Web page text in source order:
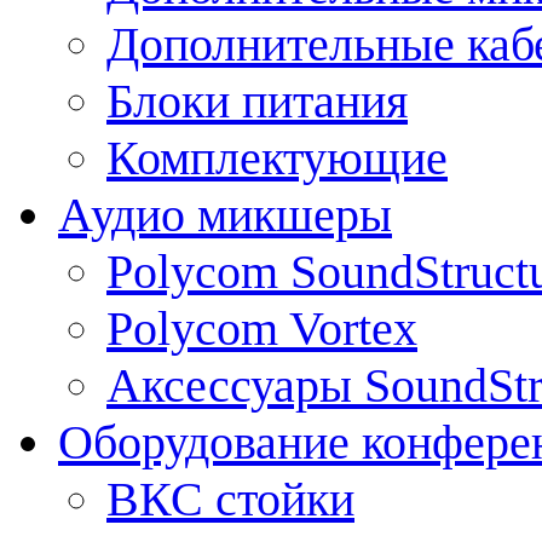
Дополнительные
Блоки питания
Комплектующие
Аудио микшеры
Polycom
Polycom Vortex
Аксессуары
Оборудование
ВКС стойки